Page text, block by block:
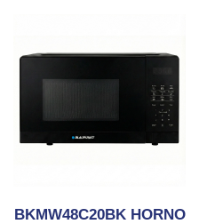
BKMW48C20BK HORNO